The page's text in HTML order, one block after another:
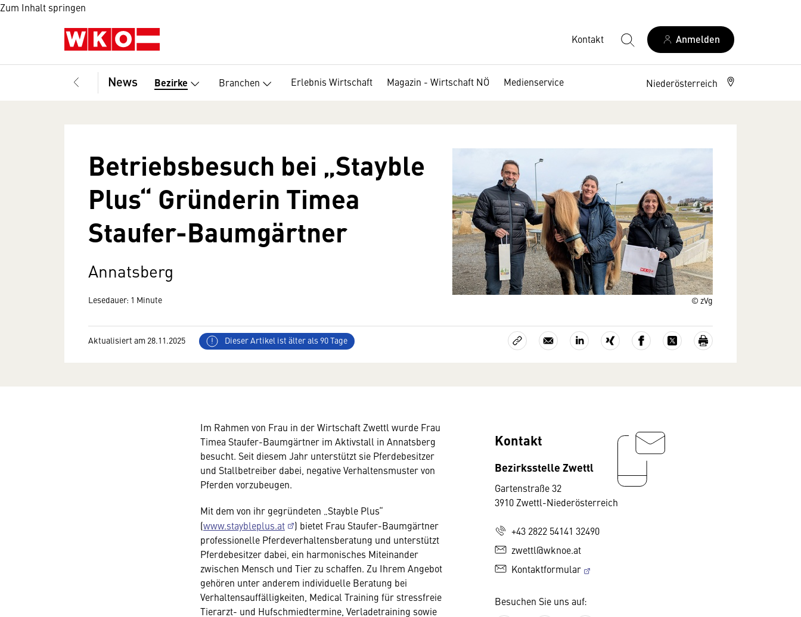
Zum Inhalt springen
Kontakt Anmelden
News Bezirke Branchen Erlebnis Wirtschaft Magazin - Wirtschaft NÖ Medienservice Niederösterreich
© zVg
Betriebsbesuch bei „Stayble
Plus“ Gründerin Timea
Staufer-Baumgärtner
Annatsberg
Lesedauer: 1 Minute
Aktualisiert am 28.11.2025 Dieser Artikel ist älter als 90 Tage
Kontakt
Bezirksstelle Zwettl
Gartenstraße 32
3910 Zwettl-Niederösterreich
+43 2822 54141 32490
zwettl@wknoe.at
Kontaktformular
Besuchen Sie uns auf:
Im Rahmen von Frau in der Wirtschaft Zwettl wurde Frau
Timea Staufer-Baumgärtner im Aktivstall in Annatsberg
besucht. Seit diesem Jahr unterstützt sie Pferdebesitzer
und Stallbetreiber dabei, negative Verhaltensmuster von
Pferden vorzubeugen.
Mit dem von ihr gegründeten „Stayble Plus“
(www.staybleplus.at
) bietet Frau Staufer-Baumgärtner
professionelle Pferdeverhaltensberatung und unterstützt
Pferdebesitzer dabei, ein harmonisches Miteinander
zwischen Mensch und Tier zu schaffen. Zu Ihrem Angebot
gehören unter anderem individuelle Beratung bei
Verhaltensauffälligkeiten, Medical Training für stressfreie
Tierarzt- und Hufschmiedtermine, Verladetraining sowie